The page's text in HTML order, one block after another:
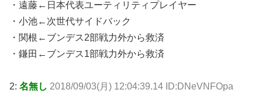
・遠藤←日本代表ユーティリティプレイヤー
・小池←次世代サイドバック
・関根←ブンデス2部戦力外から救済
・鎌田←ブンデス1部戦力外から救済
2: 名無し 2018/09/03(月) 12:04:39.14 ID:DNeVNFOpa